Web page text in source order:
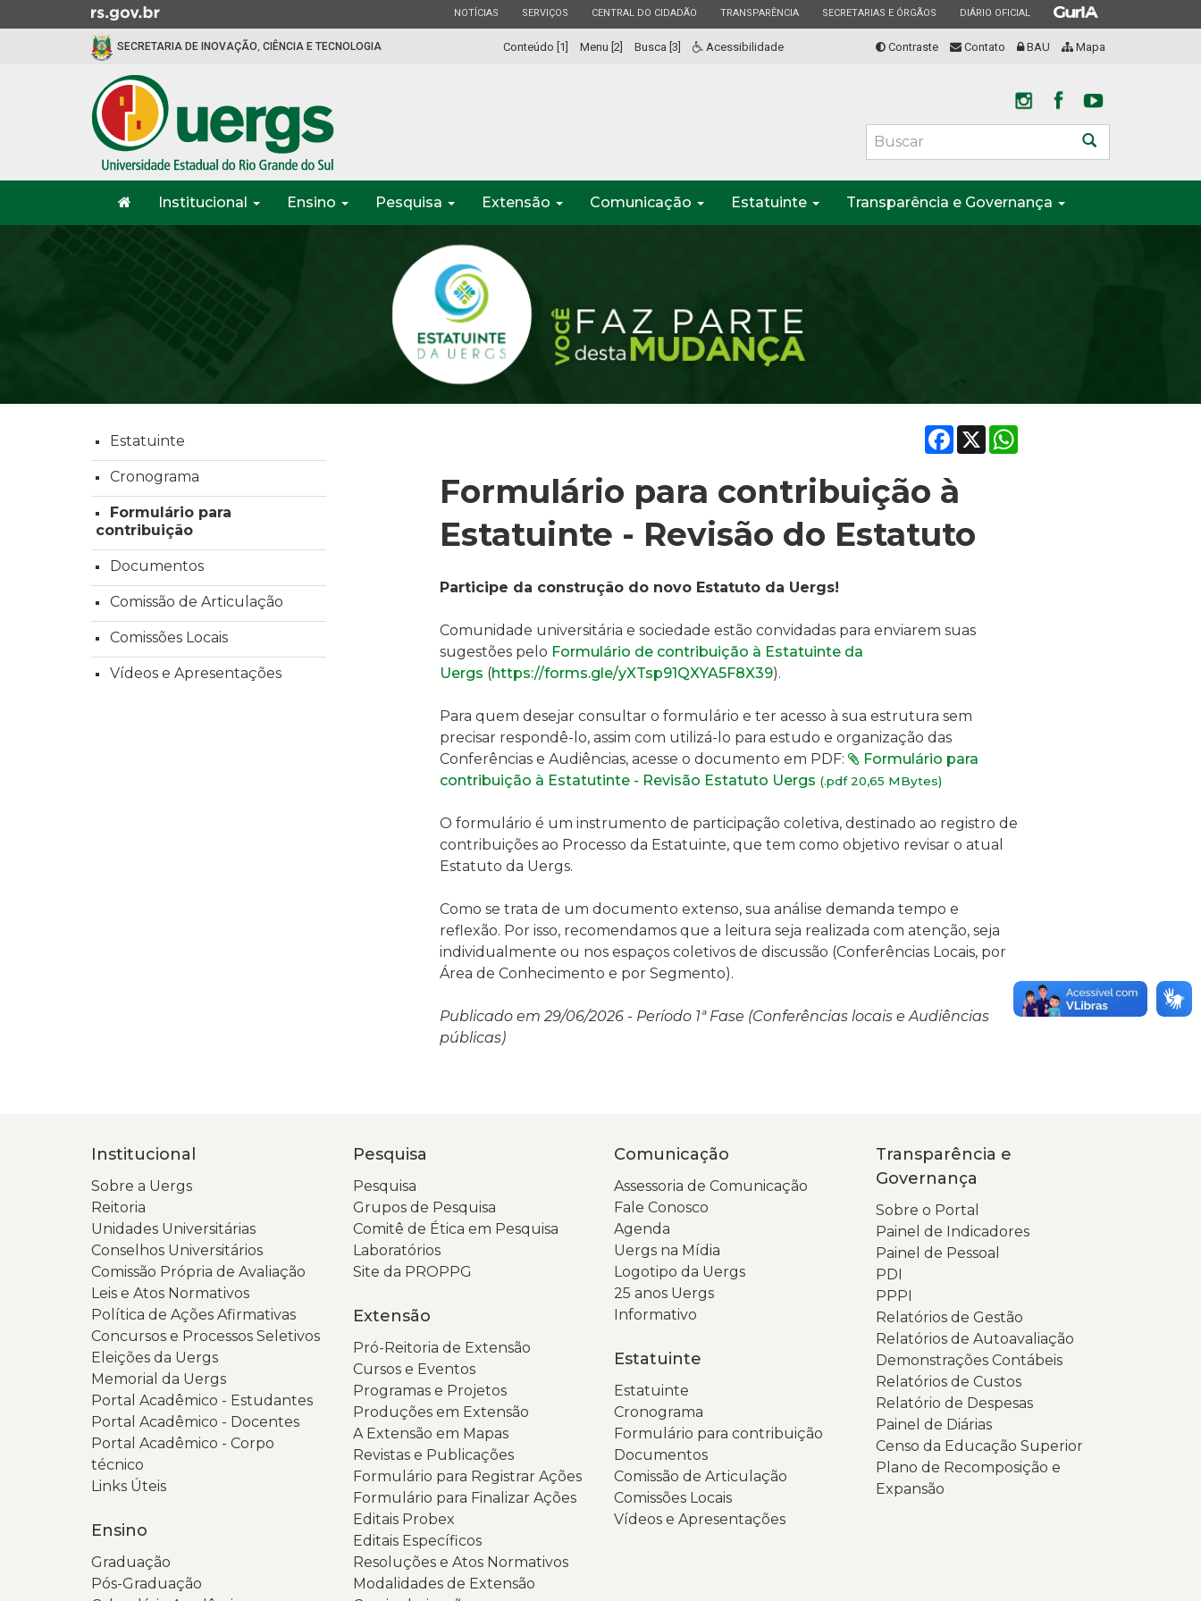
para
Ir
a
ESTADO
NOTÍCIAS ESTADO
SERVIÇOS ESTADO
CENTRAL DO CIDADÃO ESTADO
TRANSPARÊNCIA ESTADO
SECRETARIAS E ÓRGÃOS ESTADO
DIÁRIO OFICIAL ESTADO
SECRETARIA DE INOVAÇÃO, CIÊNCIA E TECNOLOGIA Conteúdo [1] Menu [2] Busca [3] Acessibilidade Contraste Contato BAU Mapa
do
Institucional Ensino Pesquisa Extensão Comunicação Estatuinte
Transparência e Governança
Facebook
X WhatsApp
Formulário para contribuição à
Estatuinte - Revisão do Estatuto
Participe da construção do novo Estatuto da Uergs!
Comunidade universitária e sociedade estão convidadas para enviarem suas
sugestões pelo Formulário de contribuição à Estatuinte da
Uergs (https://forms.gle/yXTsp91QXYA5F8X39).
Para quem desejar consultar o formulário e ter acesso à sua estrutura sem
precisar respondê-lo, assim com utilizá-lo para estudo e organização das
Conferências e Audiências, acesse o documento em PDF:
Formulário para
contribuição à Estatutinte - Revisão Estatuto Uergs (.pdf 20,65 MBytes)
O formulário é um instrumento de participação coletiva, destinado ao registro de
contribuições ao Processo da Estatuinte, que tem como objetivo revisar o atual
Estatuto da Uergs.
Como se trata de um documento extenso, sua análise demanda tempo e
reflexão. Por isso, recomendamos que a leitura seja realizada com atenção, seja
individualmente ou nos espaços coletivos de discussão (Conferências Locais, por
Área de Conhecimento e por Segmento).
Publicado em 29/06/2026 - Período 1ª Fase (Conferências locais e Audiências
públicas)
Estatuinte
Cronograma
Formulário para
contribuição
Documentos
Comissão de Articulação
Comissões Locais
Vídeos e Apresentações
Institucional
Sobre a Uergs
Reitoria
Unidades Universitárias
Conselhos Universitários
Comissão Própria de Avaliação
Leis e Atos Normativos
Política de Ações Afirmativas
Concursos e Processos Seletivos
Eleições da Uergs
Memorial da Uergs
Portal Acadêmico - Estudantes
Portal Acadêmico - Docentes
Portal Acadêmico - Corpo
técnico
Links Úteis
Ensino
Graduação
Pós-Graduação
Pesquisa
Pesquisa
Grupos de Pesquisa
Comitê de Ética em Pesquisa
Laboratórios
Site da PROPPG
Extensão
Pró-Reitoria de Extensão
Cursos e Eventos
Programas e Projetos
Produções em Extensão
A Extensão em Mapas
Revistas e Publicações
Formulário para Registrar Ações
Formulário para Finalizar Ações
Editais Probex
Editais Específicos
Resoluções e Atos Normativos
Modalidades de Extensão
Comunicação
Assessoria de Comunicação
Fale Conosco
Agenda
Uergs na Mídia
Logotipo da Uergs
25 anos Uergs
Informativo
Estatuinte
Estatuinte
Cronograma
Formulário para contribuição
Documentos
Comissão de Articulação
Comissões Locais
Vídeos e Apresentações
Transparência e
Governança
Sobre o Portal
Painel de Indicadores
Painel de Pessoal
PDI
PPPI
Relatórios de Gestão
Relatórios de Autoavaliação
Demonstrações Contábeis
Relatórios de Custos
Relatório de Despesas
Painel de Diárias
Censo da Educação Superior
Plano de Recomposição e
Expansão